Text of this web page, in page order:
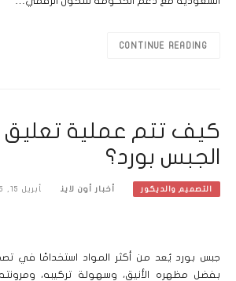
CONTINUE READING
كيف تتم عملية
الجبس بورد؟
التصميم والديكور أخبار أون لاين أبريل 15, 2025
جبس بورد يُعد من أكثر المواد استخدامًا في
بفضل مظهره الأنيق، وسهولة تركيبه،